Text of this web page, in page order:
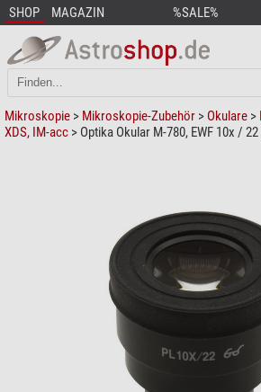
SHOP MAGAZIN %SALE%
Mikroskopie > Mikroskopie-Zubehör > Okulare >
XDS, IM-acc > Optika Okular M-780, EWF 10x /